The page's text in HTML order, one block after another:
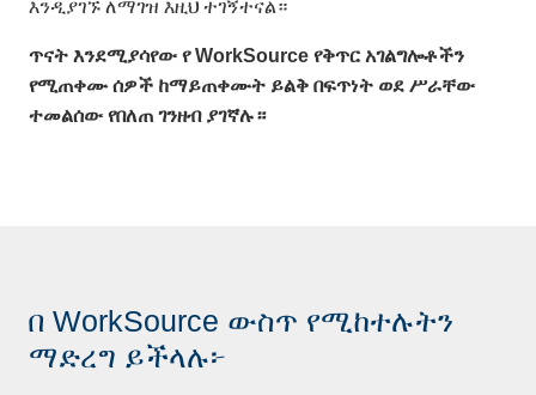
እንዲያገኙ ለማገዝ እዚህ ተገኝተናል።
ጥናት እንደሚያሳየው የWorkSource የቅጥር አገልግሎቶችን
የሚጠቀሙ ሰዎች ከማይጠቀሙት ይልቅ በፍጥነት ወደ ሥራቸው
ተመልሰው የበለጠ ገንዘብ ያገኛሉ።
በ WorkSource ውስጥ የሚከተሉትን
ማድረግ ይችላሉ፦